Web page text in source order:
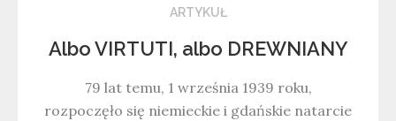
ARTYKUŁ
Albo VIRTUTI, albo DREWNIANY
79 lat temu, 1 września 1939 roku,
rozpoczęło się niemieckie i gdańskie natarcie